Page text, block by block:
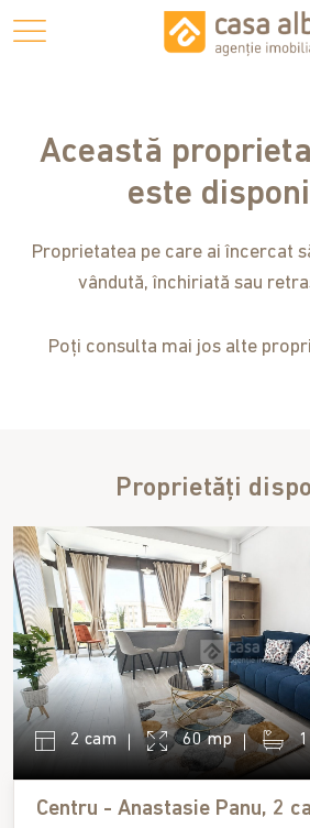
Această
este
Proprietatea pe care ai încercat
vândută, închiriată sau
Poți consulta mai jos alte
Proprietăți
2 cam 60 mp 1
Centru - Anastasie Panu, 2